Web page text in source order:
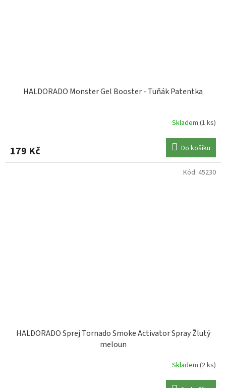
HALDORADO Monster Gel Booster - Tuňák Patentka
Skladem (1 ks)
179 Kč Do košíku
HALDORADO Sprej Tornado Smoke Activator Spray Žlutý
meloun
Skladem (2 ks)
Kód: 45230